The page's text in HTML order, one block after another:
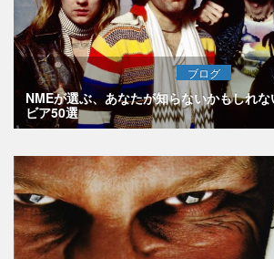
ブログ
NMEが選ぶ、あなたが知らないかもしれな
ビア50選